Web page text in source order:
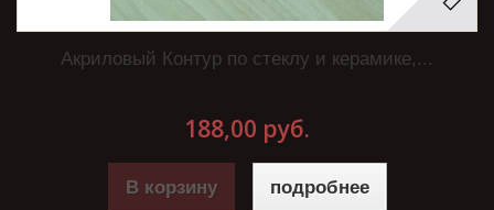
Акриловый Контур по стеклу и керамике,...
188,00 руб.
В корзину подробнее